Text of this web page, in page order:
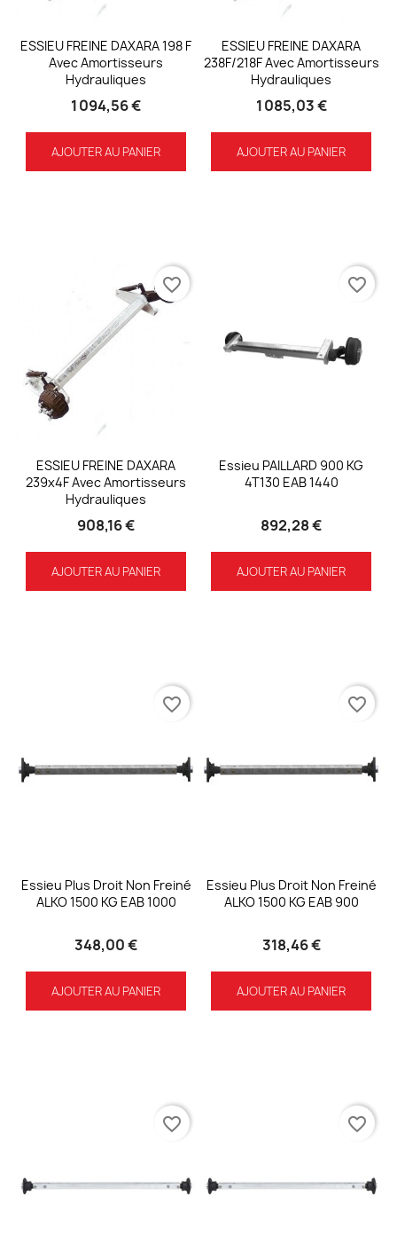
ESSIEU FREINE DAXARA 198 F
Avec Amortisseurs
Hydrauliques
1 094,56 €
AJOUTER AU PANIER
ESSIEU FREINE DAXARA
238F/218F Avec Amortisseurs
Hydrauliques
1 085,03 €
AJOUTER AU PANIER
ESSIEU FREINE DAXARA
239x4F Avec Amortisseurs
Hydrauliques
908,16 €
AJOUTER AU PANIER
favorite_border
Essieu PAILLARD 900 KG
4T130 EAB 1440
892,28 €
AJOUTER AU PANIER
favorite_border
Essieu Plus Droit Non Freiné
ALKO 1500 KG EAB 1000
348,00 €
AJOUTER AU PANIER
favorite_border
Essieu Plus Droit Non Freiné
ALKO 1500 KG EAB 900
318,46 €
AJOUTER AU PANIER
favorite_border
favorite_border favorite_border